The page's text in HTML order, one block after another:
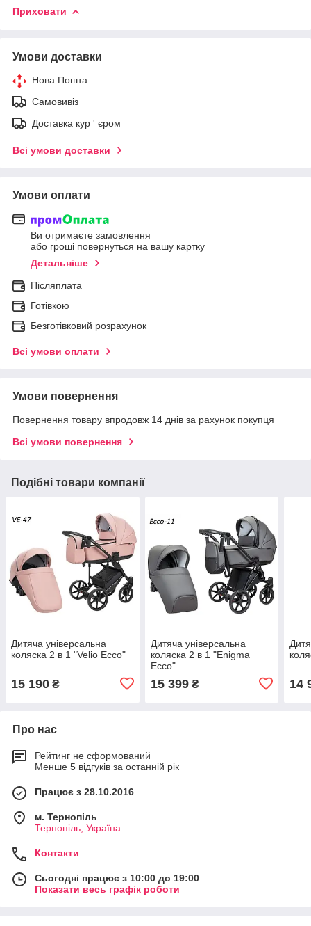
Приховати
Умови доставки
Нова Пошта
Самовивіз
Доставка кур ' єром
Всі умови доставки
Умови оплати
Ви отримаєте замовлення
або гроші повернуться на вашу картку
Детальніше
Післяплата
Готівкою
Безготівковий розрахунок
Всі умови оплати
Умови повернення
Повернення товару впродовж 14 днів за рахунок покупця
Всі умови повернення
Подібні товари компанії
Дитяча універсальна
коляска 2 в 1 "Velio Ecco"
15 190 ₴
Дитяча універсальна
коляска 2 в 1 "Enigma
Ecco"
15 399₴ 14
Про нас
Рейтинг не сформований
Менше 5 відгуків за останній рік
Працює з 28.10.2016
м. Тернопіль
Тернопіль, Україна
Контакти
Сьогодні працює з 10:00 до 19:00
Показати весь графік роботи